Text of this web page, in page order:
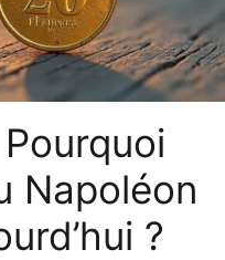
Napoléon
?